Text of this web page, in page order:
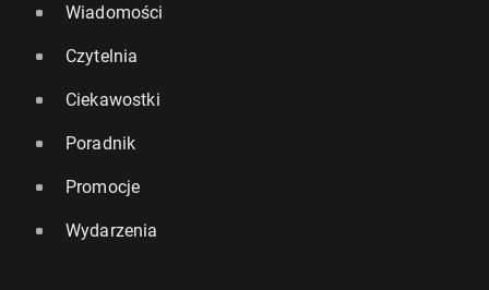
Wiadomości
Czytelnia
Ciekawostki
Poradnik
Promocje
Wydarzenia